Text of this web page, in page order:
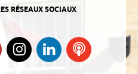
RÉSEAUX SOCIAUX
sur Facebook
nous sur Twitter
Suivez-nous sur YouTube
Suivez-nous sur
Instagram
Retrouvez-
nous sur
Ecoutez